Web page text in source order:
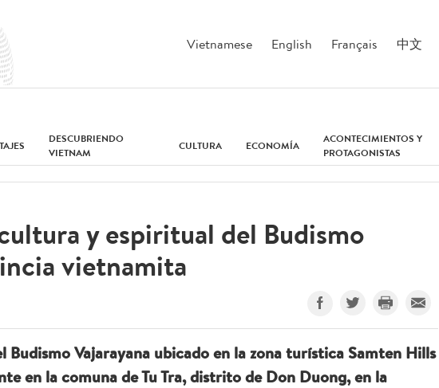
Vietnamese English Français 中文
DESCUBRIENDO
VIETNAM
CULTURA ECONOMÍA
ACONTECIMIENTOS Y
PROTAGONISTAS
y espiritual del Budismo
vietnamita
Vajarayana ubicado en la zona turística Samten Hills
en la comuna de Tu Tra, distrito de Don Duong, en la